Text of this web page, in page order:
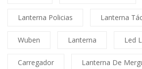
Lanterna Policias Lanterna
Wuben Lanterna Led
Carregador Lanterna De